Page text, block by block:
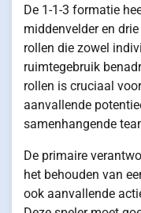
De 1-1-3 formatie
middenvelder en
rollen die zowel
ruimtegebruik
rollen is cruciaal
aanvallende
samenhangende
De primaire
het behouden van
ook aanvallende